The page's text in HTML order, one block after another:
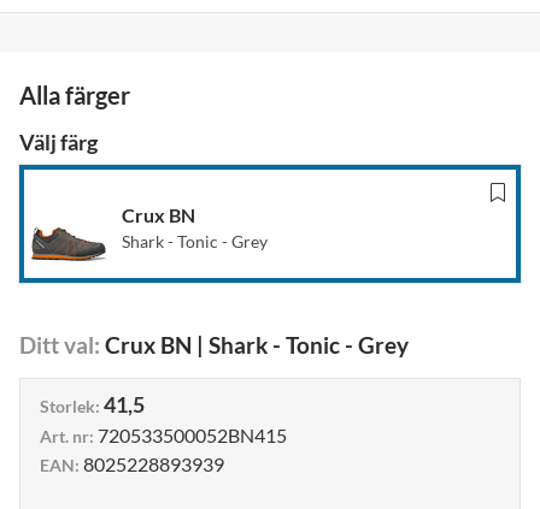
Alla färger
Välj färg
Crux BN
Shark - Tonic - Grey
Ditt val: Crux BN | Shark - Tonic - Grey
Storlek: 41,5
Art. nr: 720533500052BN415
EAN: 8025228893939